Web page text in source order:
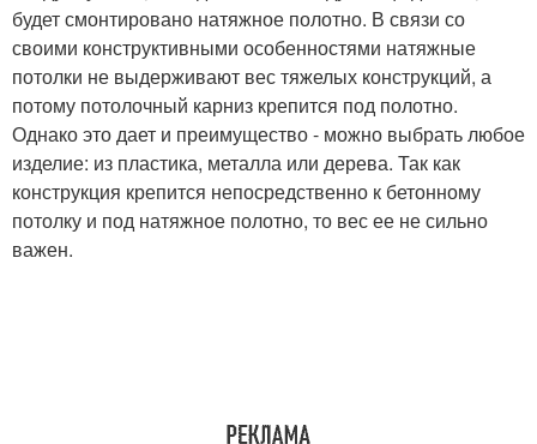
будет смонтировано натяжное полотно. В связи со
своими конструктивными особенностями натяжные
потолки не выдерживают вес тяжелых конструкций, а
потому потолочный карниз крепится под полотно.
Однако это дает и преимущество - можно выбрать любое
изделие: из пластика, металла или дерева. Так как
конструкция крепится непосредственно к бетонному
потолку и под натяжное полотно, то вес ее не сильно
важен.